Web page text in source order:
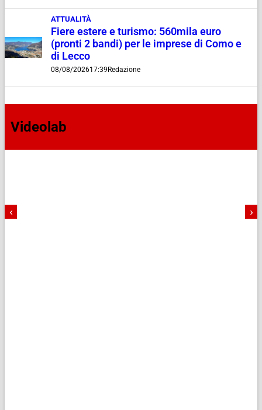
ATTUALITÀ
Fiere estere e turismo: 560mila euro
(pronti 2 bandi) per le imprese di Como e
di Lecco
08/08/202617:39 Redazione
Videolab
‹ ›